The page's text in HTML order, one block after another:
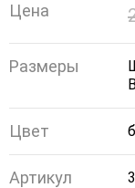
Цена
Размеры
Цвет
Артикул